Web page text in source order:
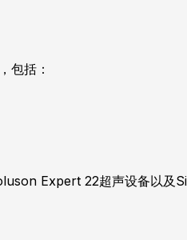
包括：
Expert 22超声设备以及